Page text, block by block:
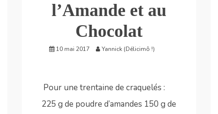
l’Amande et au
Chocolat
10 mai 2017 Yannick (Délicimô !)
Pour une trentaine de craquelés :
225 g de poudre d’amandes 150 g de